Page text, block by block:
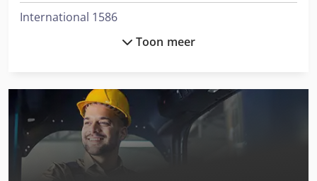
International 1586
International 3688
International 433
International 453
Toon meer